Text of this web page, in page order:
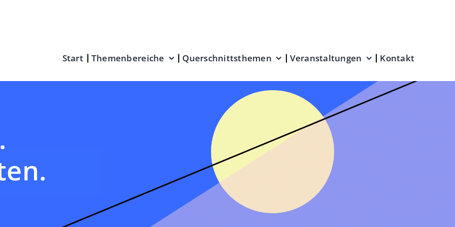
Start Themenbereiche Querschnittsthemen Veranstaltungen Kontakt